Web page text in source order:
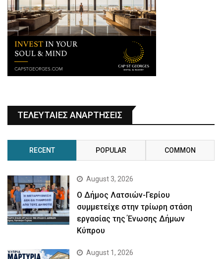
ΤΕΛΕΥΤΑΙΕΣ ΑΝΑΡΤΗΣΕΙΣ
RECENT POPULAR COMMON
August 3, 2026
Ο Δήμος Λατσιών-Γερίου
συμμετείχε στην τρίωρη στάση
εργασίας της Ένωσης Δήμων
Κύπρου
August 1, 2026